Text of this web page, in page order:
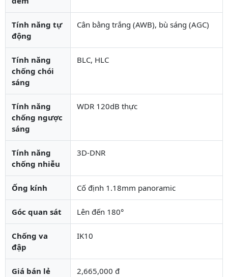
Tính năng tự
động
Cân bằng trắng (AWB), bù sáng (AGC)
Tính năng
chống chói
sáng
BLC, HLC
Tính năng
chống ngược
sáng
WDR 120dB thực
Tính năng
chống nhiễu
3D-DNR
Ống kính Cố định 1.18mm panoramic
Góc quan sát Lên đến 180°
Chống va
đập
IK10
Giá bán lẻ 2,665,000 đ